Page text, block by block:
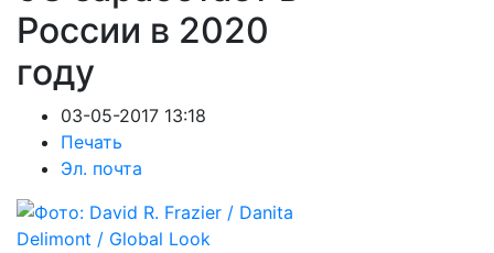
России в 2020
году
03-05-2017 13:18
Печать
Эл. почта